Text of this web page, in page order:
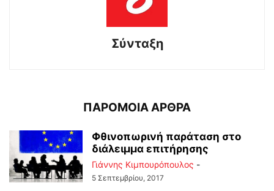
Σύνταξη
ΠΑΡΟΜΟΙΑ ΑΡΘΡΑ
Φθινοπωρινή παράταση στο
διάλειμμα επιτήρησης
Γιάννης Κιμπουρόπουλος -
5 Σεπτεμβρίου, 2017